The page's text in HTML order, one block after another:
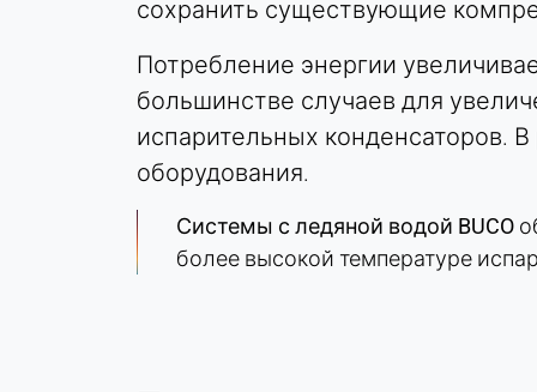
сохранить существующие
Потребление энергии
большинстве случаев для
испарительных конденсаторов. В
оборудования.
Системы с ледяной водой BUCO
более высокой температуре
Purpose:
duration:
Сессия
МАРКЕТИНГ
Используется для оценки эффективности